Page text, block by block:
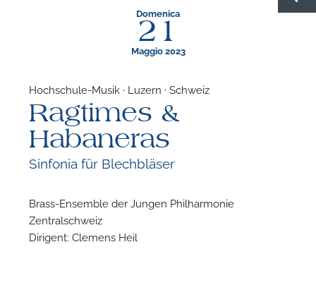
Domenica
21
Maggio 2023
Hochschule-Musik · Luzern · Schweiz
Ragtimes &
Habaneras
Sinfonia für Blechbläser
Brass-Ensemble der Jungen Philharmonie
Zentralschweiz
Dirigent: Clemens Heil